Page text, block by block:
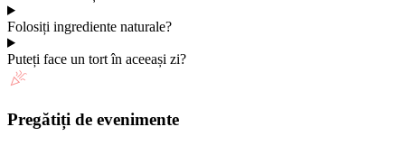
Folosiți ingrediente naturale?
Puteți face un tort în aceeași zi?
Pregătiți de evenimente